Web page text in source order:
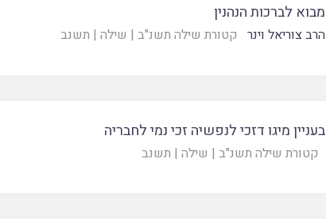
מבוא לברכות הנהנין
הרב צוריאל וינר קטורת שילה תשנ"ב | שילה | תשנב
בעניין מיגו דזכי לנפשיה זכי נמי לחבריה
קטורת שילה תשנ"ב | שילה | תשנב